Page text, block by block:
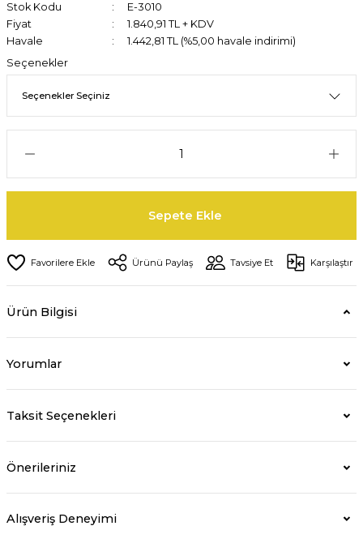
Stok Kodu
E-3010
Fiyat
1.840,91 TL + KDV
Havale
1.442,81 TL (%5,00 havale indirimi)
Seçenekler
Sepete Ekle
Ürünü Paylaş Tavsiye Et Karşılaştır
Ürün Bilgisi
Yorumlar
Taksit Seçenekleri
Önerileriniz
Alışveriş Deneyimi